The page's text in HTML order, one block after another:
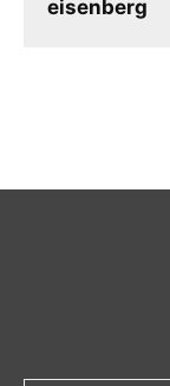
eisenberg